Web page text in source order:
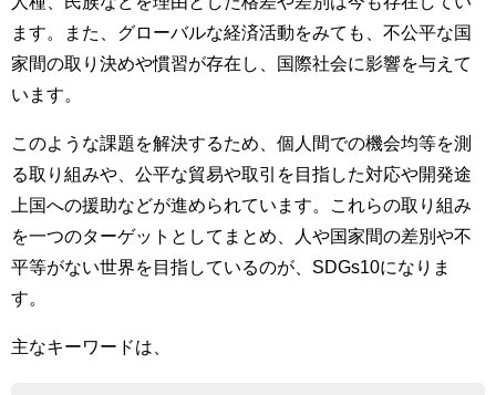
ます。また、グローバルな経済活動をみても、不公平な国
家間の取り決めや慣習が存在し、国際社会に影響を与えて
います。
このような課題を解決するため、個人間での機会均等を測
る取り組みや、公平な貿易や取引を目指した対応や開発途
上国への援助などが進められています。これらの取り組み
を一つのターゲットとしてまとめ、人や国家間の差別や不
平等がない世界を目指しているのが、SDGs10になりま
す。
主なキーワードは、